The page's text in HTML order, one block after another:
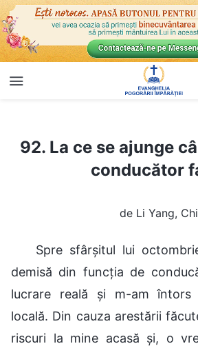
92. La ce se ajunge când aperi un
92. La ce se ajunge
conducător
de Li Yang,
Spre sfârșitul lui
demisă din funcția de
lucrare reală și m-am întors
locală. Din cauza arestării
riscuri la mine acasă și, o